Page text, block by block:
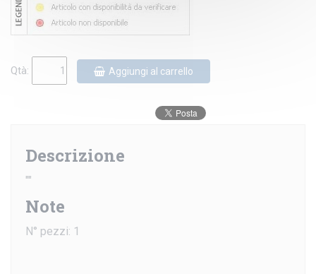
Qtà: Aggiungi al carrello
Descrizione
""
Note
N° pezzi: 1